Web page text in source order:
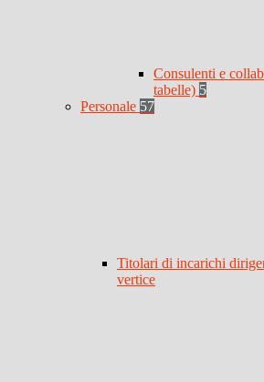
Consulenti e
tabelle) 5
Personale 57
Titolari di incarichi
vertice